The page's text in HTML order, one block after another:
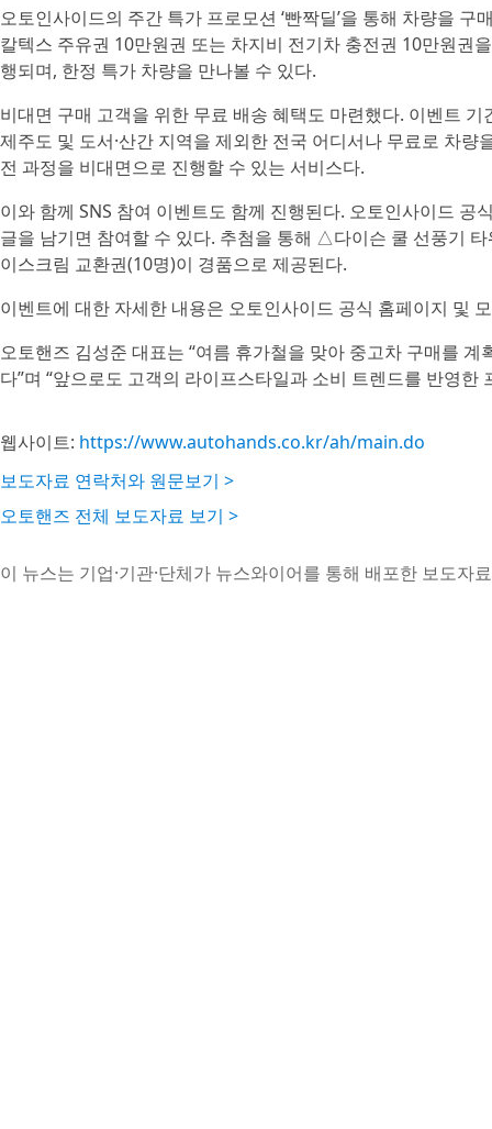
오토인사이드의 주간 특가 프로모션 ‘빤짝딜’을 통해 차량을
칼텍스 주유권 10만원권 또는 차지비 전기차 충전권 10만원권
행되며, 한정 특가 차량을 만나볼 수 있다.
비대면 구매 고객을 위한 무료 배송 혜택도 마련했다. 이벤트
제주도 및 도서·산간 지역을 제외한 전국 어디서나 무료로 차
전 과정을 비대면으로 진행할 수 있는 서비스다.
이와 함께 SNS 참여 이벤트도 함께 진행된다. 오토인사이드
글을 남기면 참여할 수 있다. 추첨을 통해 △다이슨 쿨 선풍기
이스크림 교환권(10명)이 경품으로 제공된다.
이벤트에 대한 자세한 내용은 오토인사이드 공식 홈페이지 및
오토핸즈 김성준 대표는 “여름 휴가철을 맞아 중고차 구매를
다”며 “앞으로도 고객의 라이프스타일과 소비 트렌드를 반영
웹사이트: https://www.autohands.co.kr/ah/main.do
보도자료 연락처와 원문보기 >
오토핸즈 전체 보도자료 보기 >
이 뉴스는 기업·기관·단체가 뉴스와이어를 통해 배포한 보도자